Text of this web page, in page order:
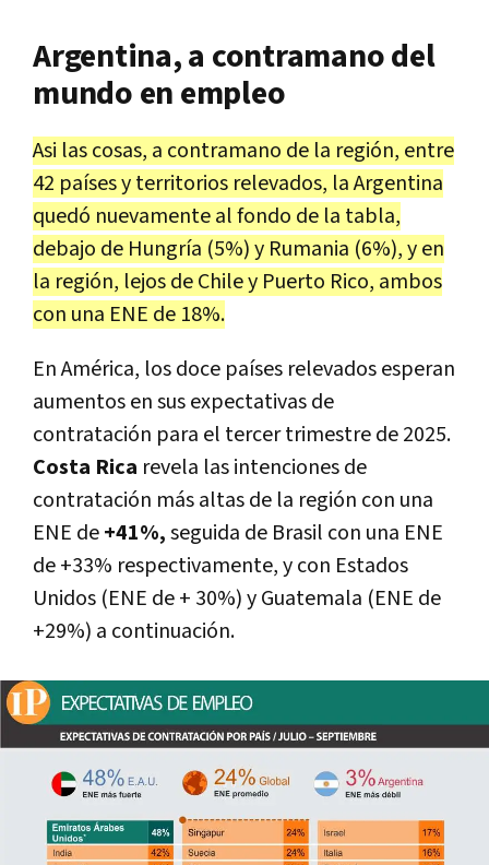
Argentina, a contramano del
mundo en empleo
Asi las cosas, a contramano de la región, entre
42 países y territorios relevados, la Argentina
quedó nuevamente al fondo de la tabla,
debajo de Hungría (5%) y Rumania (6%), y en
la región, lejos de Chile y Puerto Rico, ambos
con una ENE de 18%.
En América, los doce países relevados esperan
aumentos en sus expectativas de
contratación para el tercer trimestre de 2025.
Costa Rica revela las intenciones de
contratación más altas de la región con una
ENE de+41%,seguida de Brasil con una ENE
de +33% respectivamente, y con Estados
Unidos (ENE de + 30%) y Guatemala (ENE de
+29%) a continuación.